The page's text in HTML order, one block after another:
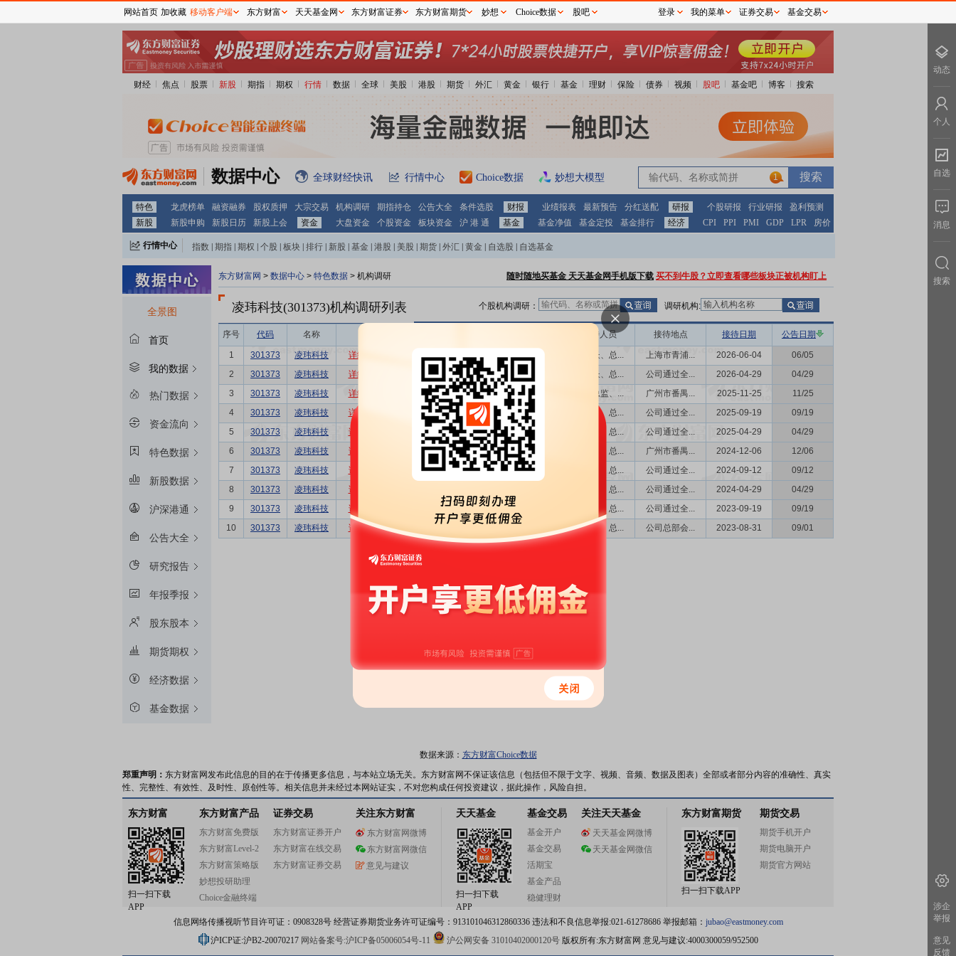
财经 焦点 股票 新股 期指 期权 行情 数据 全球 美股 港股 期货 外汇 黄金 银行 基金 理财 保险 债券 视频 股吧 基金吧 博客 搜索
数据中心 全球财经快讯 行情中心 Choice数据 妙想大模型 1
特色 龙虎榜单 融资融券 股权质押 大宗交易 机构调研 期指持仓 公告大全 条件选股 财报 业绩报表 最新预告 分红送配 研报 个股研报 行业研报
盈利预测
新股
新股申购 新股日历 新股上会 资金 大盘资金 个股资金 板块资金 沪 港 通 基金 基金净值 基金定投 基金排行 经济 CPI PPI PMI GDP LPR 房价
行情中心 指数 期指 期权 个股 板块 排行 新股 基金 港股 美股 期货 外汇 黄金 自选股 自选基金
全景图
首页
我的数据
热门数据
资金流向
特色数据
新股数据
沪深港通
公告大全
研究报告
年报季报
股东股本
期货期权
经济数据
基金数据
东方财富网 > 数据中心 > 特色数据 > 机构调研 随时随地买基金 天天基金网手机版下载 买不到牛股？立即查看哪些板块正被机构盯上
凌玮科技(301373)机构调研列表 个股机构调研： 调研机构:
序号 代码 名称 接待人员 接待地点 接待日期 公告日期
1 301373 凌玮科技 详细 12 特定对象调研 董事长、总... 上海市青浦... 2026-06-04
06/05
2
301373 凌玮科技 详细 1 业绩说明会 董事长、总... 公司通过全... 2026-04-29
04/29
3
301373 凌玮科技 详细 22 特定对象调研 财务总监、... 广州市番禺... 2025-11-25
11/25
4
301373 凌玮科技 详细 1 业绩说明会 董事长、总... 公司通过全... 2025-09-19
09/19
5
301373 凌玮科技 详细 1 业绩说明会 董事长、总... 公司通过全... 2025-04-29
04/29
6
301373 凌玮科技 详细 8 特定对象调研 董事长、总... 广州市番禺... 2024-12-06
12/06
7
301373 凌玮科技 详细 1 业绩说明会 董事长、总... 公司通过全... 2024-09-12
09/12
8
301373 凌玮科技 详细 董事长、总... 公司通过全... 2024-04-29
04/29
9
301373 凌玮科技 详细 1 业绩说明会 董事长、总... 公司通过全... 2023-09-19
09/19
10
301373 凌玮科技 详细 数据 股吧 董事长、总... 公司总部会... 2023-08-31 09/01
数据来源： 东方财富Choice数据
郑重声明： 东方财富网发布此信息的目的在于传播更多信息，与本站立场无关。东方财富网不保证该信息（包括但不限于文字、视频、音频、数据及图表）全部或者部分内容的准确性、真实
性、完整性、有效性、及时性、原创性等。相关信息并未经过本网站证实，不对您构成任何投资建议，据此操作，风险自担。
东方财富
扫一扫下载
APP
东方财富产品
东方财富免费版
东方财富Level-2
东方财富策略版
妙想投研助理
Choice金融终端
证券交易
东方财富证券开户
东方财富在线交易
东方财富证券交易
关注东方财富
东方财富网微博
东方财富网微信
意见与建议
天天基金
扫一扫下载
APP
基金交易
基金开户
基金交易
活期宝
基金产品
稳健理财
关注天天基金
天天基金网微博
天天基金网微信
东方财富期货
扫一扫下载APP
期货交易
期货手机开户
期货电脑开户
期货官方网站
信息网络传播视听节目许可证：0908328号 经营证券期货业务许可证编号：913101046312860336 违法和不良信息举报:021-61278686 举报邮箱： jubao@eastmoney.com
沪ICP证:沪B2-20070217 网站备案号:沪ICP备05006054号-11 沪公网安备 31010402000120号版权所有:东方财富网 意见与建议:4000300059/952500
网站首页 加收藏 移动客户端 东方财富 天天基金网 东方财富证券 东方财富期货 妙想 Choice数据 股吧 登录 我的菜单 证券交易 基金交易
动态
个人
自选
消息
搜索
涉企
举报
意见
反馈